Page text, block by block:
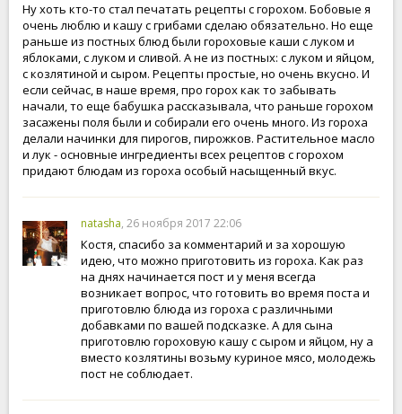
Ну хоть кто-то стал печатать рецепты с горохом. Бобовые я
очень люблю и кашу с грибами сделаю обязательно. Но еще
раньше из постных блюд были гороховые каши с луком и
яблоками, с луком и сливой. А не из постных: с луком и яйцом,
с козлятиной и сыром. Рецепты простые, но очень вкусно. И
если сейчас, в наше время, про горох как то забывать
начали, то еще бабушка рассказывала, что раньше горохом
засажены поля были и собирали его очень много. Из гороха
делали начинки для пирогов, пирожков. Растительное масло
и лук - основные ингредиенты всех рецептов с горохом
придают блюдам из гороха особый насыщенный вкус.
natasha, 26 ноября 2017 22:06
Костя, спасибо за комментарий и за хорошую
идею, что можно приготовить из гороха. Как раз
на днях начинается пост и у меня всегда
возникает вопрос, что готовить во время поста и
приготовлю блюда из гороха с различными
добавками по вашей подсказке. А для сына
приготовлю гороховую кашу с сыром и яйцом, ну а
вместо козлятины возьму куриное мясо, молодежь
пост не соблюдает.